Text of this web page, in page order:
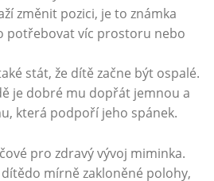
změnit pozici, je to známka
potřebovat víc prostoru nebo
stát, že dítě začne být ospalé.
je dobré mu dopřát jemnou a
která podpoří jeho spánek.
pro zdravý vývoj miminka.
mírně zakloněné polohy,